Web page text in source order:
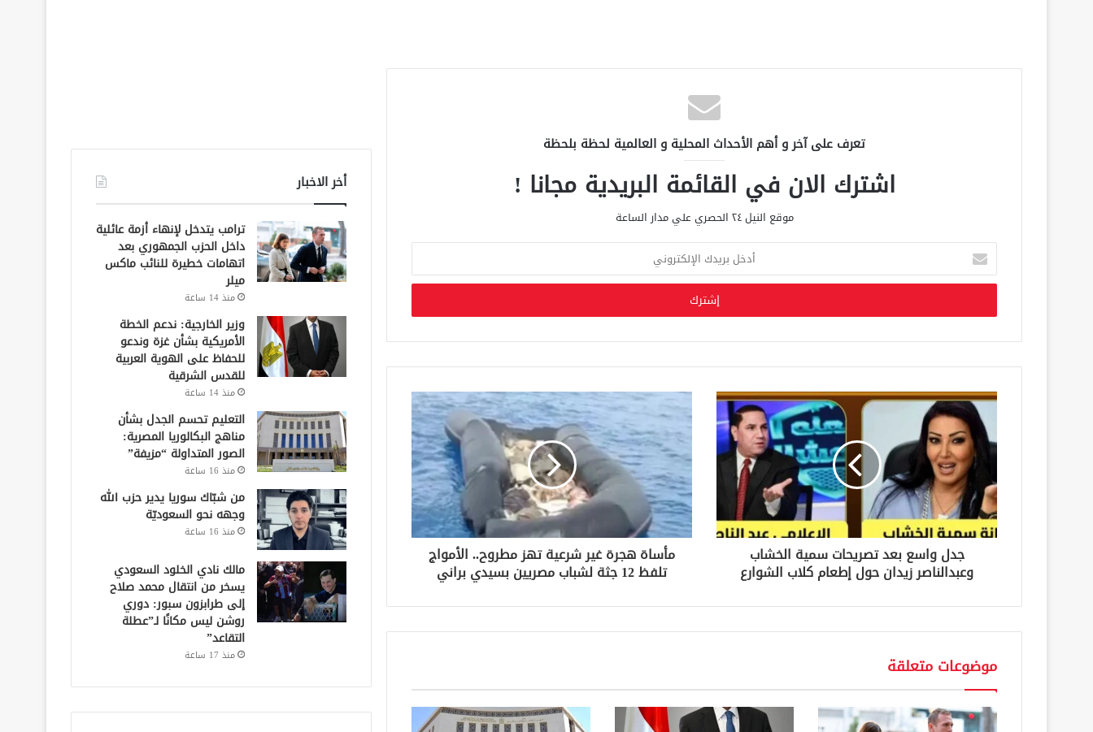
تعرف على آخر و أهم الأحداث المحلية و العالمية لحظة بلحظة
اشترك الان في القائمة البريدية مجانا !
موقع النيل ٢٤ الحصري علي مدار الساعة
خ
ب
د
ك
ا
إ
ل
ت
ر
و
ن
جدل واسع بعد تصريحات سمية الخشاب
وعبدالناصر زيدان حول إطعام كلاب الشوارع
مأساة هجرة غير شرعية تهز مطروح.. الأمواج
تلفظ 12 جثة لشباب مصريين بسيدي براني
موضوعات متعلقة
أخر الاخبار
ترامب يتدخل لإنهاء أزمة عائلية
داخل الحزب الجمهوري بعد
اتهامات خطيرة للنائب ماكس
ميلر
منذ 14 ساعة
وزير الخارجية: ندعم الخطة
الأمريكية بشأن غزة وندعو
للحفاظ على الهوية العربية
للقدس الشرقية
منذ 14 ساعة
التعليم تحسم الجدل بشأن
مناهج البكالوريا المصرية:
الصور المتداولة “مزيفة”
منذ 16 ساعة
من شبّاك سوريا يدير حزب الله
وجهه نحو السعوديّة
منذ 16 ساعة
مالك نادي الخلود السعودي
يسخر من انتقال محمد صلاح
إلى طرابزون سبور: دوري
روشن ليس مكانًا لـ”عطلة
التقاعد”
منذ 17 ساعة